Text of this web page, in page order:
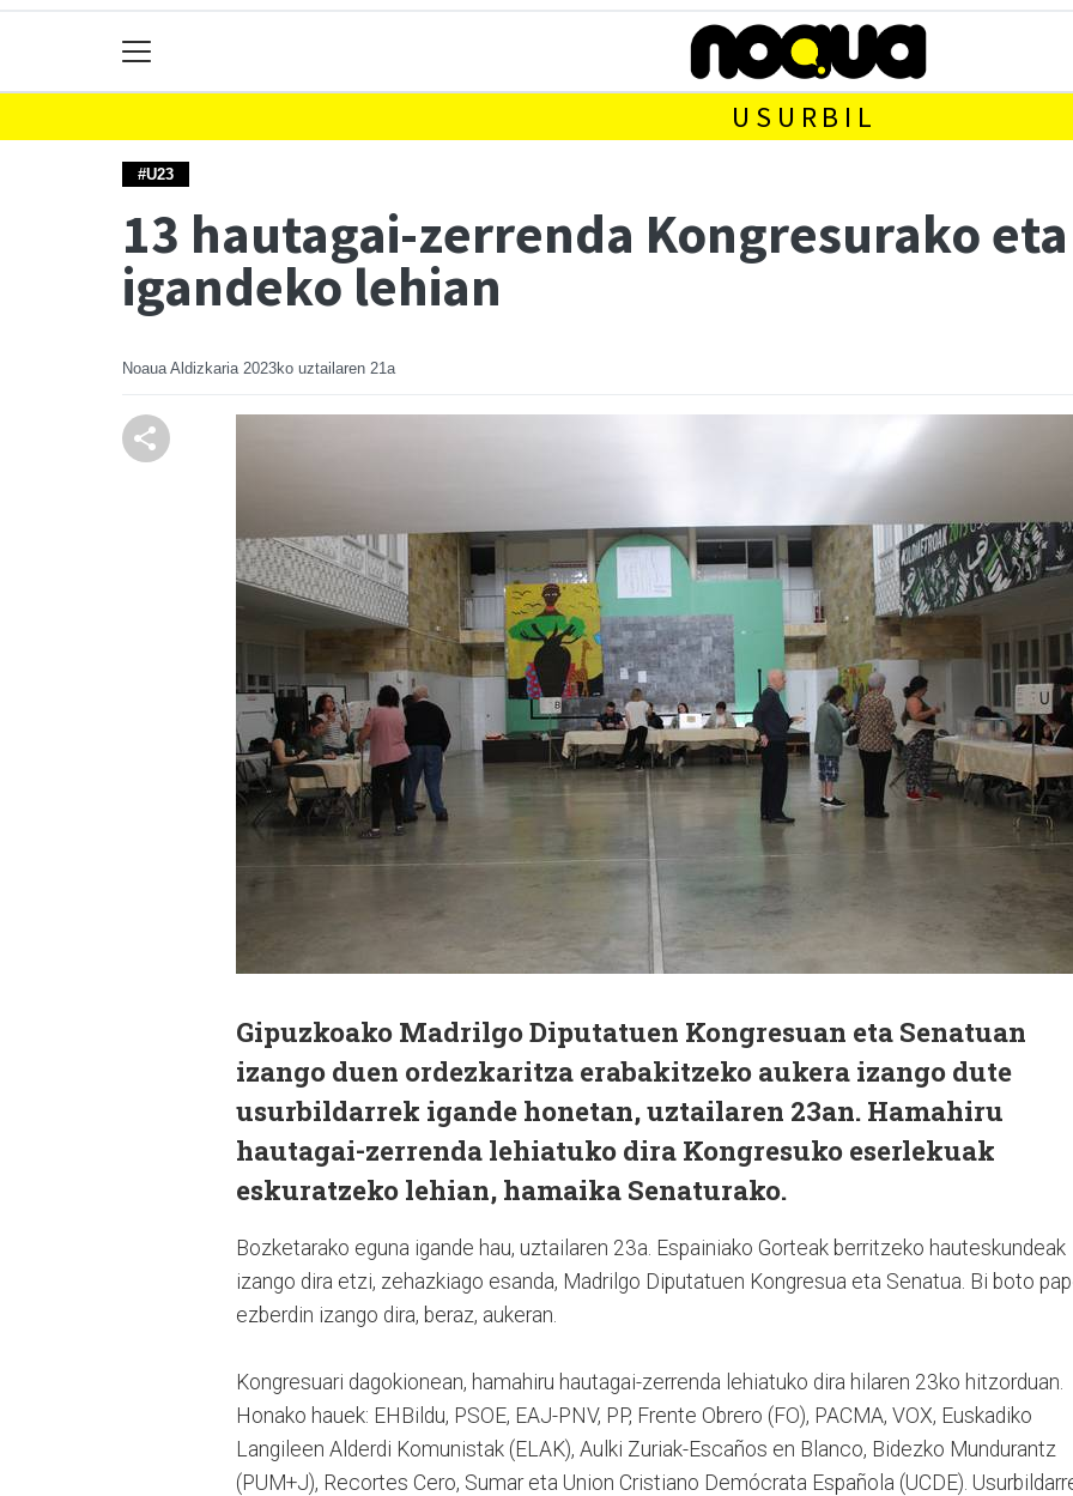
USURBIL
#U23
13 hautagai-zerrenda Kongresurako
igandeko lehian
Noaua Aldizkaria 2023ko uztailaren 21a
Gipuzkoako Madrilgo Diputatuen Kongresuan eta Senatuan
izango duen ordezkaritza erabakitzeko aukera izango dute
usurbildarrek igande honetan, uztailaren 23an. Hamahiru
hautagai-zerrenda lehiatuko dira Kongresuko eserlekuak
eskuratzeko lehian, hamaika Senaturako.
Bozketarako eguna igande hau, uztailaren 23a. Espainiako Gorteak berritzeko hauteskundeak
izango dira etzi, zehazkiago esanda, Madrilgo Diputatuen Kongresua eta Senatua. Bi boto
ezberdin izango dira, beraz, aukeran.
Kongresuari dagokionean, hamahiru hautagai-zerrenda lehiatuko dira hilaren 23ko hitzorduan.
Honako hauek: EHBildu, PSOE, EAJ-PNV, PP, Frente Obrero (FO), PACMA, VOX, Euskadiko
Langileen Alderdi Komunistak (ELAK), Aulki Zuriak-Escaños en Blanco, Bidezko Mundurantz
(PUM+J), Recortes Cero, Sumar eta Union Cristiano Demócrata Española (UCDE).